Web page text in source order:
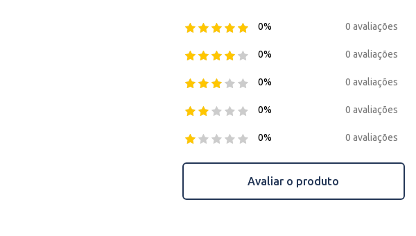
0% 0 avaliações
0% 0 avaliações
0% 0 avaliações
0% 0 avaliações
0% 0 avaliações
Avaliar o produto